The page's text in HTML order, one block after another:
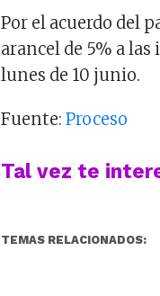
Por el acuerdo del
arancel de 5% a
lunes de 10 junio.
Fuente:Proceso
Tal vez te
TEMAS RELACIONADOS: